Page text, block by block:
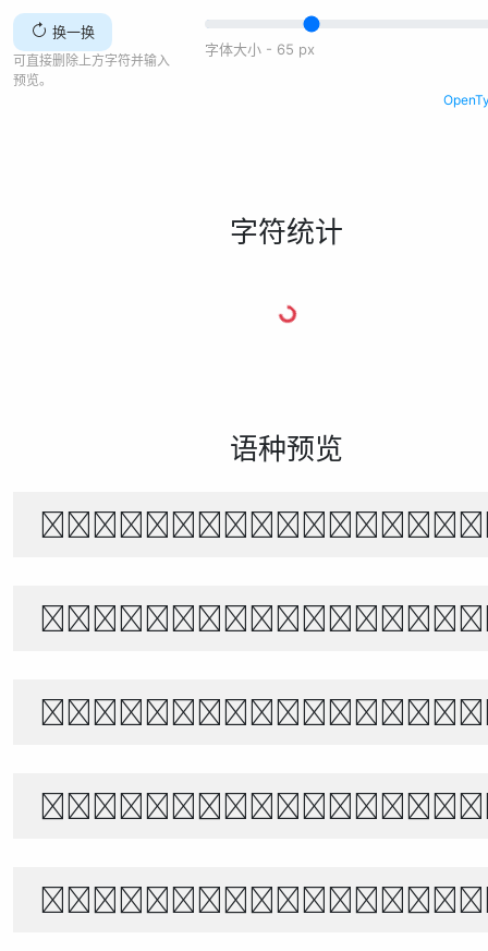
换一换
可直接删除上方字符并输入
预览。
字体大小 - 65 px
字符统计
语种预览
The quick brown
Белый снег тихо
あきのよの つきにさびしき をがは
世界宇宙浩瀚無垠，科技創新永無止
Θέλει αρετή και